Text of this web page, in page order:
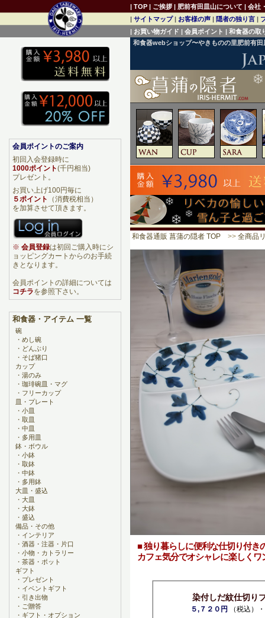
和食器webショップ〜やきものの里肥前有
和食器通販 菖蒲の隠者 TOP >> 全商品
■ 独り暮らしに便利な仕切り付き
カフェ気分でオシャレに楽しくワ
染付しだ紋仕切り
５,７２０円 （税込）
会員ポイントのご案内
初回入会登録時に
1000ポイント(千円相当)
プレゼント。
お買い上げ100円毎に
５ポイント
（消費税相当）
を加算させて頂きます。
※ 会員登録は初回ご購入時にシ
ョッピングカートからのお手続
きとなります。
会員ポイントの詳細については
コチラを参照下さい。
和食器・アイテム 一覧
碗
・ めし碗
・ どんぶり
・ そば猪口
カップ
・ 湯のみ
・ 珈琲碗皿・マグ
・ フリーカップ
皿・プレート
・ 小皿
・ 取皿
・ 中皿
・ 多用皿
鉢・ボウル
・ 小鉢
・ 取鉢
・ 中鉢
・ 多用鉢
大皿・盛込
・ 大皿
・ 大鉢
・ 盛込
備品・その他
・ インテリア
・ 酒器・注器・片口
・ 小物・カトラリー
・ 茶器・ポット
ギフト
・ プレゼント
・ イベントギフト
・ 引き出物
・ ご贈答
・ ギフト・オプション
| TOP | ご挨拶 | 肥前有田皿山について | 会社
| サイトマップ| お客様の声 | 隠者の独り言 |
| お買い物ガイド | 会員ポイント | 和食器の取